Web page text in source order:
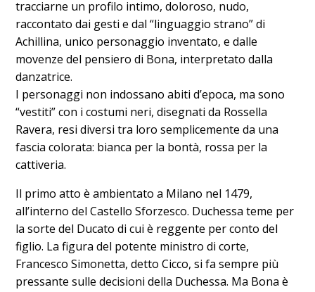
tracciarne un profilo intimo, doloroso, nudo,
raccontato dai gesti e dal “linguaggio strano” di
Achillina, unico personaggio inventato, e dalle
movenze del pensiero di Bona, interpretato dalla
danzatrice.
I personaggi non indossano abiti d’epoca, ma sono
“vestiti” con i costumi neri, disegnati da Rossella
Ravera, resi diversi tra loro semplicemente da una
fascia colorata: bianca per la bontà, rossa per la
cattiveria.
Il primo atto è ambientato a Milano nel 1479,
all’interno del Castello Sforzesco. Duchessa teme per
la sorte del Ducato di cui è reggente per conto del
figlio. La figura del potente ministro di corte,
Francesco Simonetta, detto Cicco, si fa sempre più
pressante sulle decisioni della Duchessa. Ma Bona è